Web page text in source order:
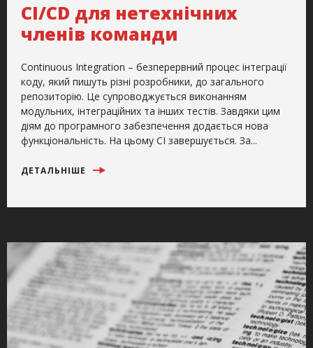
CI/CD для нетехнічних
членів команди
Continuous Integration – безперервний процес інтеграції
коду, який пишуть різні розробники, до загального
репозиторію. Це супроводжується виконанням
модульних, інтеграційних та інших тестів. Завдяки цим
діям до програмного забезпечення додається нова
функціональність. На цьому CI завершується. За...
ДЕТАЛЬНІШЕ